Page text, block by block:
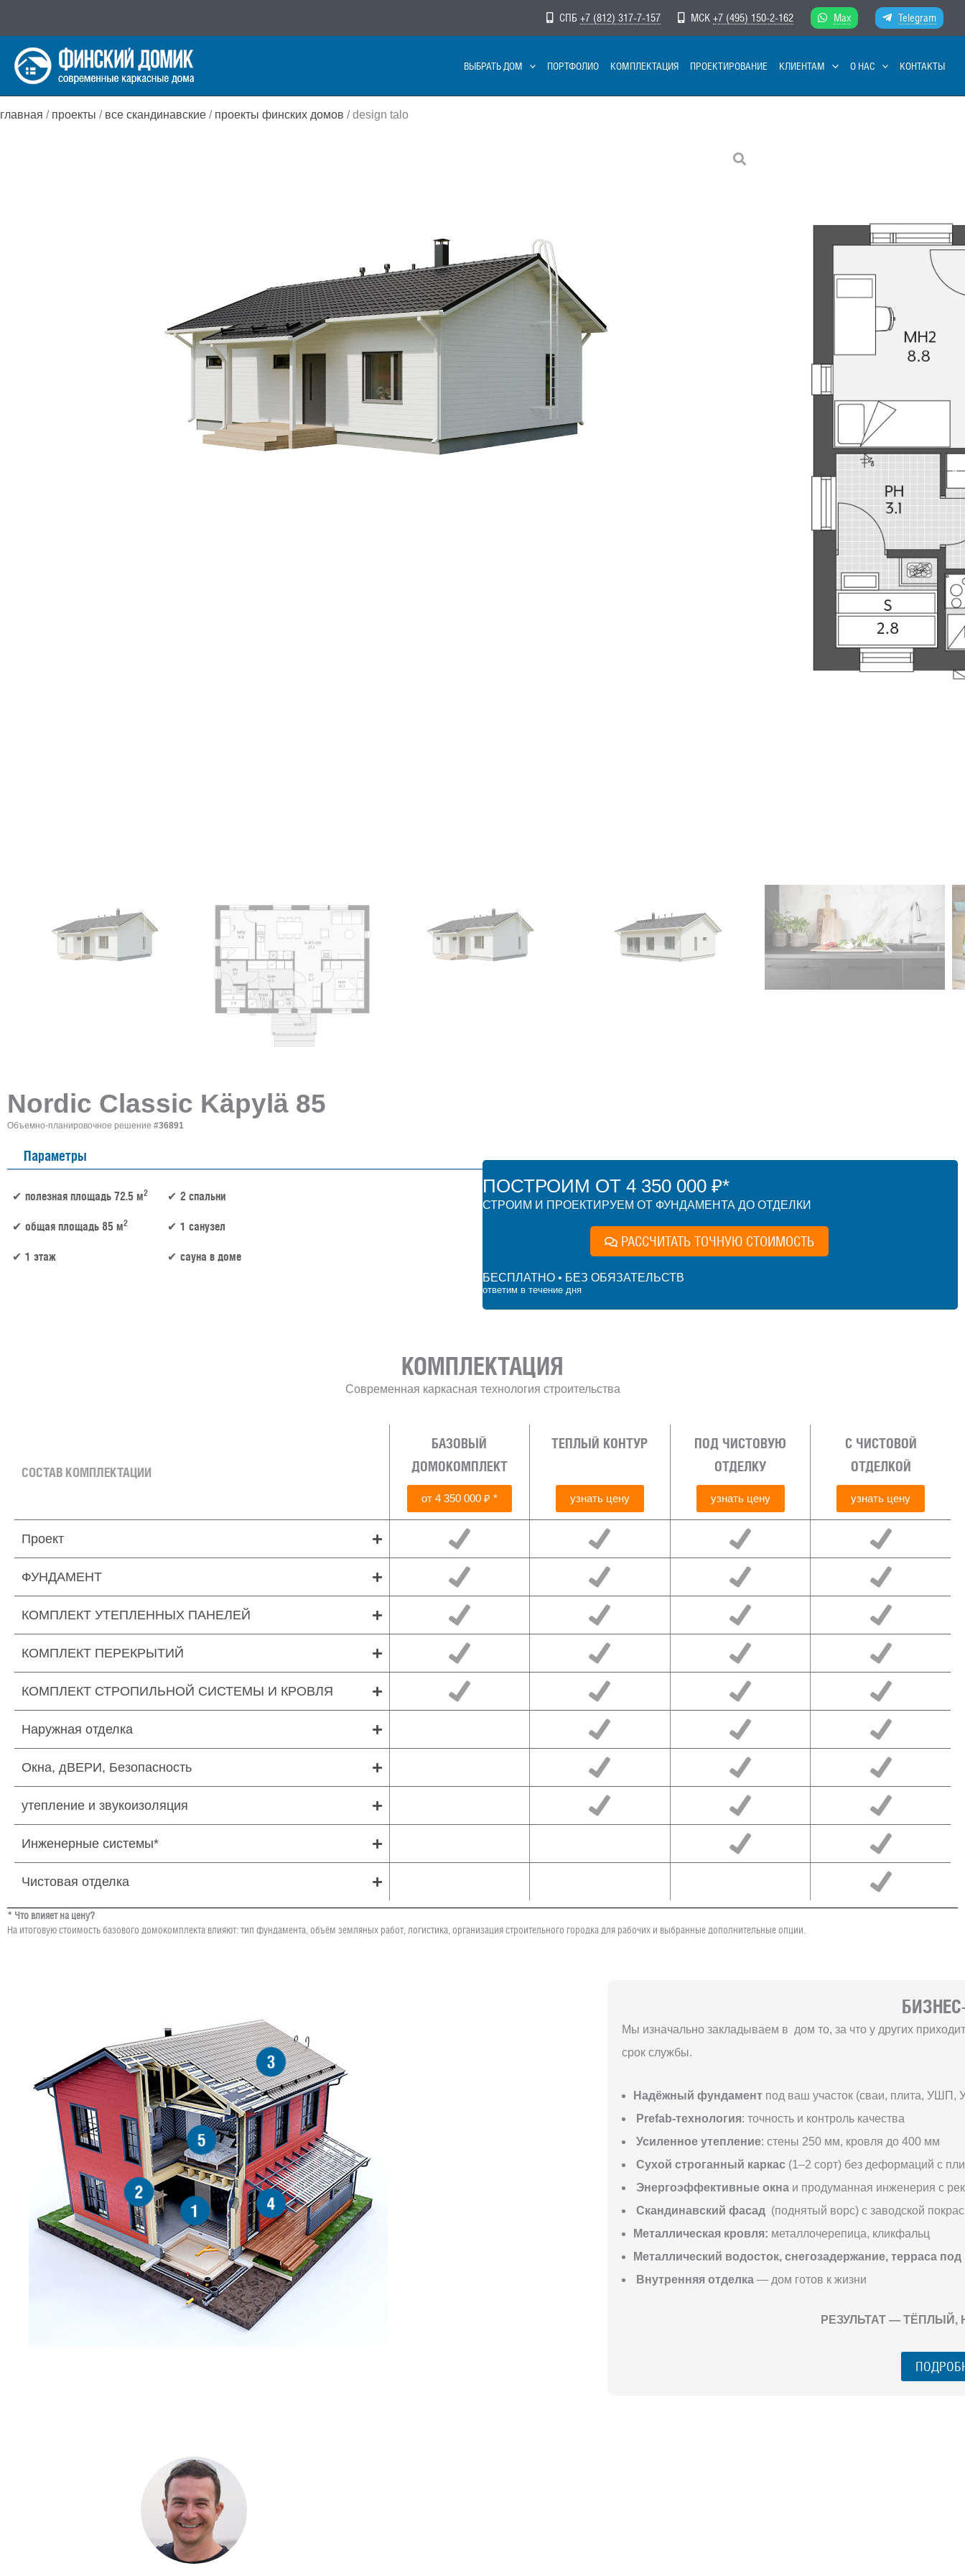
к
содержимому
СПБ +7 (812) 317-7-157 МСК +7 (495) 150-2-162 Max Telegram
ВЫБРАТЬ ДОМ ПОРТФОЛИО КОМПЛЕКТАЦИЯ ПРОЕКТИРОВАНИЕ КЛИЕНТАМ О НАС КОНТАКТЫ
главная / проекты / все скандинавские / проекты финских домов / design talo
Nordic Classic Käpylä 85
Объемно-планировочное решение #36891
Параметры
полезная площадь 72.5 м2
общая площадь 85 м2
1 этаж
2 спальни
1 санузел
сауна в доме
ПОСТРОИМ ОТ 4 350 000 ₽*
СТРОИМ И ПРОЕКТИРУЕМ ОТ ФУНДАМЕНТА ДО ОТДЕЛКИ
РАССЧИТАТЬ ТОЧНУЮ СТОИМОСТЬ
БЕСПЛАТНО • БЕЗ ОБЯЗАТЕЛЬСТВ
ответим в течение дня
КОМПЛЕКТАЦИЯ
Современная каркасная технология строительства
СОСТАВ КОМПЛЕКТАЦИИ
БАЗОВЫЙ
ДОМОКОМПЛЕКТ
от 4 350 000 ₽ *
ТЕПЛЫЙ КОНТУР
узнать цену
ПОД ЧИСТОВУЮ
ОТДЕЛКУ
узнать цену
С ЧИСТОВОЙ
ОТДЕЛКОЙ
узнать цену
Проект
ФУНДАМЕНТ
КОМПЛЕКТ УТЕПЛЕННЫХ ПАНЕЛЕЙ
КОМПЛЕКТ ПЕРЕКРЫТИЙ
КОМПЛЕКТ СТРОПИЛЬНОЙ СИСТЕМЫ И КРОВЛЯ
Наружная отделка
Окна, дВЕРИ, Безопасность
утепление и звукоизоляция
Инженерные системы*
Чистовая отделка
* Что влияет на цену?
На итоговую стоимость базового домокомплекта влияют: тип фундамента, объём земляных работ, логистика, организация строительного городка для рабочих и выбранные дополнительные опции.
1
2
3
4
5
Мы изначально закладываем в дом то, за что у других
срок службы.
Надёжный фундамент под ваш участок (сваи, плита, УШП,
Prefab-технология: точность и контроль качества
Усиленное утепление: стены 250 мм, кровля до 400 мм
Сухой строганный каркас (1–2 сорт) без деформаций с
Энергоэффективные окна и продуманная инженерия с
Скандинавский фасад (поднятый ворс) с заводской
Металлическая кровля: металлочерепица, кликфальц
Металлический водосток, снегозадержание, терраса
Внутренняя отделка — дом готов к жизни
РЕЗУЛЬТАТ —